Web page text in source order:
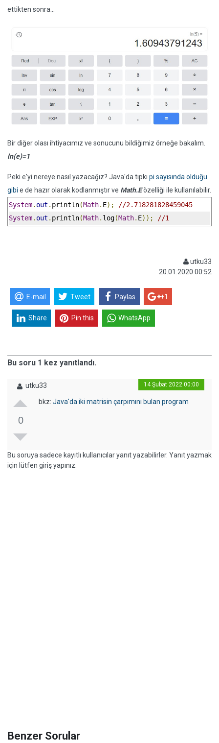
ettikten sonra...
Bir diğer olası ihtiyacımız ve sonucunu bildiğimiz örneğe bakalım.
ln(e)=1
Peki e'yi nereye nasıl yazacağız? Java'da tıpkı pi sayısında olduğu
gibi e de hazır olarak kodlanmıştır ve Math.Eözelliği ile kullanılabilir.
System. out . println(Math. E);
//2.718281828459045
System. out . println(Math. log(Math. E)); //1
utku33
20.01.2020 00:52
E-mail Tweet Paylas +1
Share Pin this WhatsApp
Bu soru 1 kez yanıtlandı.
utku33 14 Şubat 2022 00:00
0
bkz: Java'da iki matrisin çarpımını bulan program
Bu soruya sadece kayıtlı kullanıcılar yanıt yazabilirler. Yanıt yazmak
için lütfen giriş yapınız.
Benzer Sorular